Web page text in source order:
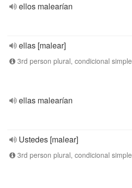
ellos malearían
ellas [malear]
3rd person plural, condicional simple
ellas malearían
Ustedes [malear]
3rd person plural, condicional simple